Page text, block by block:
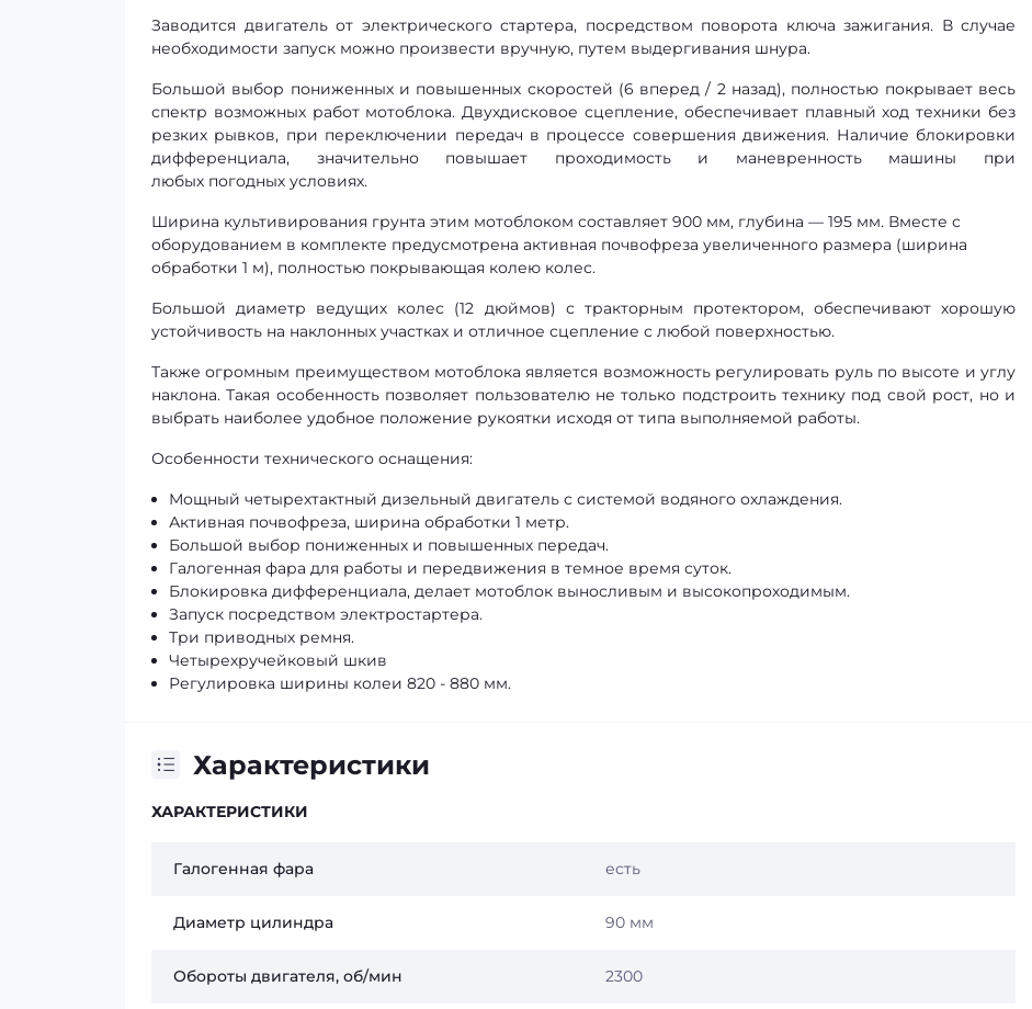
Заводится двигатель от электрического стартера, посредством поворота ключа зажигания. В случае
необходимости запуск можно произвести вручную, путем выдергивания шнура.
Большой выбор пониженных и повышенных скоростей (6 вперед / 2 назад), полностью покрывает весь
спектр возможных работ мотоблока. Двухдисковое сцепление, обеспечивает плавный ход техники без
резких рывков, при переключении передач в процессе совершения движения. Наличие блокировки
дифференциала, значительно повышает проходимость и маневренность машины при
любых погодных условиях.
Ширина культивирования грунта этим мотоблоком составляет 900 мм, глубина — 195 мм. Вместе с
оборудованием в комплекте предусмотрена активная почвофреза увеличенного размера (ширина
обработки 1 м), полностью покрывающая колею колес.
Большой диаметр ведущих колес (12 дюймов) с тракторным протектором, обеспечивают хорошую
устойчивость на наклонных участках и отличное сцепление с любой поверхностью.
Также огромным преимуществом мотоблока является возможность регулировать руль по высоте и углу
наклона. Такая особенность позволяет пользователю не только подстроить технику под свой рост, но и
выбрать наиболее удобное положение рукоятки исходя от типа выполняемой работы.
Особенности технического оснащения:
Мощный четырехтактный дизельный двигатель с системой водяного охлаждения.
Активная почвофреза, ширина обработки 1 метр.
Большой выбор пониженных и повышенных передач.
Галогенная фара для работы и передвижения в темное время суток.
Блокировка дифференциала, делает мотоблок выносливым и высокопроходимым.
Запуск посредством электростартера.
Три приводных ремня.
Четырехручейковый шкив
Регулировка ширины колеи 820 - 880 мм.
Характеристики
ХАРАКТЕРИСТИКИ
Галогенная фара есть
Диаметр цилиндра 90 мм
Обороты двигателя, об/мин 2300